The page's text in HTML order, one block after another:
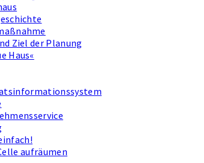
Ziel der Planung
Haus«
aufräumen